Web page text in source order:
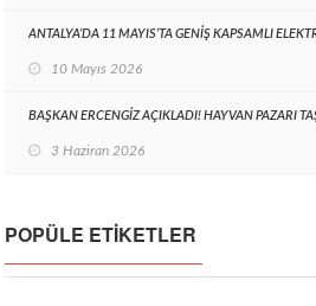
ANTALYA’DA 11 MAYIS’TA GENİŞ KAPSAMLI
10 Mayıs 2026
BAŞKAN ERCENGİZ AÇIKLADI! HAYVAN PAZARI
3 Haziran 2026
POPÜLE ETIKETLER